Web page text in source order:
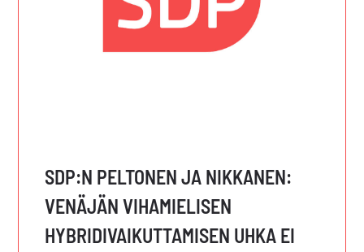
SDP:N PELTONEN JA NIKKANEN:
VENÄJÄN VIHAMIELISEN
HYBRIDIVAIKUTTAMISEN UHKA EI